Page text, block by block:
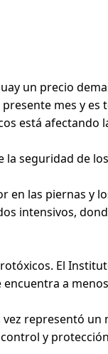
un precio
mes y
está afectando
seguridad de
en las piernas y
intensivos,
El
a
representó
y